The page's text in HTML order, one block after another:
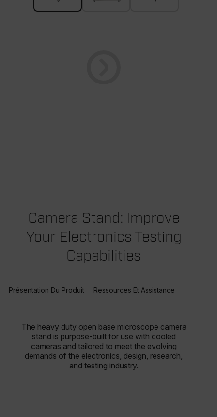
Camera Stand: Improve
Your Electronics Testing
Capabilities
Présentation Du Produit Ressources Et Assistance
The heavy duty open base microscope camera
stand is purpose-built for use with cooled
cameras and tailored to meet the evolving
demands of the electronics, design, research,
and testing industry.